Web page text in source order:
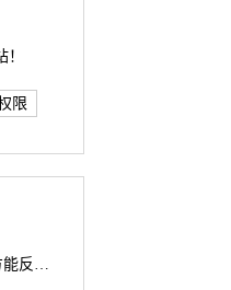
限
卖房后遇政府拆迁，卖方能反悔？